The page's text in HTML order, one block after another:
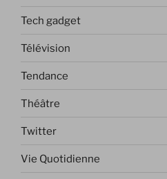
Tech gadget
Télévision
Tendance
Théâtre
Twitter
Vie Quotidienne